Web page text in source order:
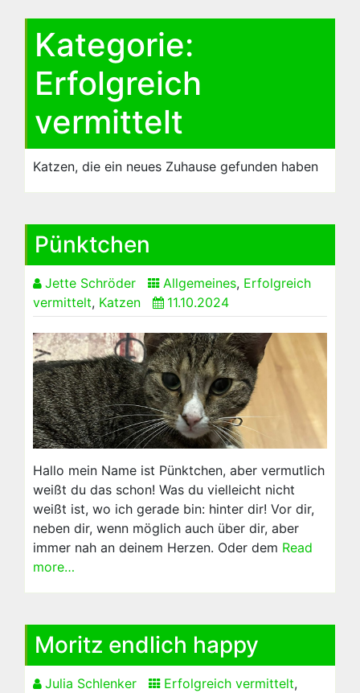
Kategorie:
Erfolgreich
vermittelt
Katzen, die ein neues Zuhause gefunden haben
Pünktchen
Jette Schröder Allgemeines, Erfolgreich
vermittelt, Katzen 11.10.2024
Hallo mein Name ist Pünktchen, aber vermutlich
weißt du das schon! Was du vielleicht nicht
weißt ist, wo ich gerade bin: hinter dir! Vor dir,
neben dir, wenn möglich auch über dir, aber
immer nah an deinem Herzen. Oder dem Read
more…
Moritz endlich happy
Julia Schlenker Erfolgreich vermittelt,